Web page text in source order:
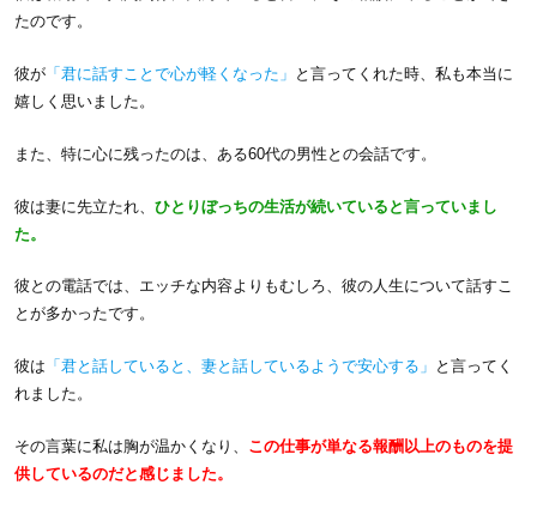
たのです。
彼が 「君に話すことで心が軽くなった」 と言ってくれた時、私も本当に
嬉しく思いました。
また、特に心に残ったのは、ある60代の男性との会話です。
彼は妻に先立たれ、 ひとりぼっちの生活が続いていると言っていまし
た。
彼との電話では、エッチな内容よりもむしろ、彼の人生について話すこ
とが多かったです。
彼は 「君と話していると、妻と話しているようで安心する」 と言ってく
れました。
その言葉に私は胸が温かくなり、 この仕事が単なる報酬以上のものを提
供しているのだと感じました。